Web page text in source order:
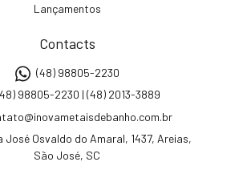
Lançamentos
Contacts
(48) 98805-2230
98805-2230 | (48) 2013-3889
José Osvaldo do Amaral, 1437, Areias,
São José, SC